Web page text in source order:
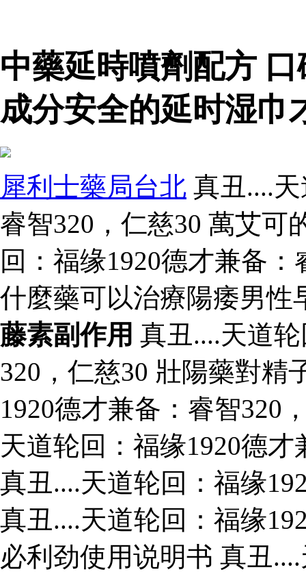
中藥延時噴劑配方
成分安全的延时湿巾
犀利士藥局台北 真丑....
睿智320，仁慈30 萬艾可
回：福缘1920德才兼备：
什麼藥可以治療陽痿男
藤素副作用 真丑....天道
320，仁慈30 壯陽藥對精
1920德才兼备：睿智320
天道轮回：福缘1920德
真丑....天道轮回：福缘
真丑....天道轮回：福缘
必利劲使用说明书 真丑